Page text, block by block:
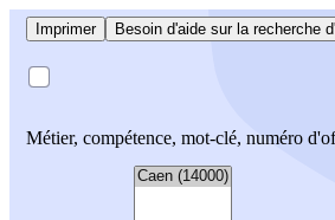
Imprimer Besoin d'aide sur la recherche
Métier, compétence, mot-clé, numéro